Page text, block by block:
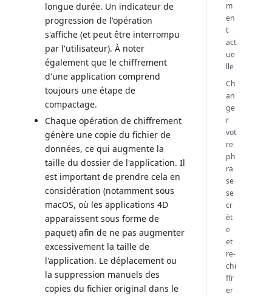
longue durée. Un indicateur de
progression de l'opération
s'affiche (et peut être interrompu
par l'utilisateur). À noter
également que le chiffrement
d'une application comprend
toujours une étape de
compactage.
Chaque opération de chiffrement
génère une copie du fichier de
données, ce qui augmente la
taille du dossier de l'application. Il
est important de prendre cela en
considération (notamment sous
macOS, où les applications 4D
apparaissent sous forme de
paquet) afin de ne pas augmenter
excessivement la taille de
l'application. Le déplacement ou
la suppression manuels des
copies du fichier original dans le
m
en
t
act
ue
lle
Ch
an
ge
r
vot
re
ph
ra
se
se
cr
èt
e
et
re-
chi
ffr
er